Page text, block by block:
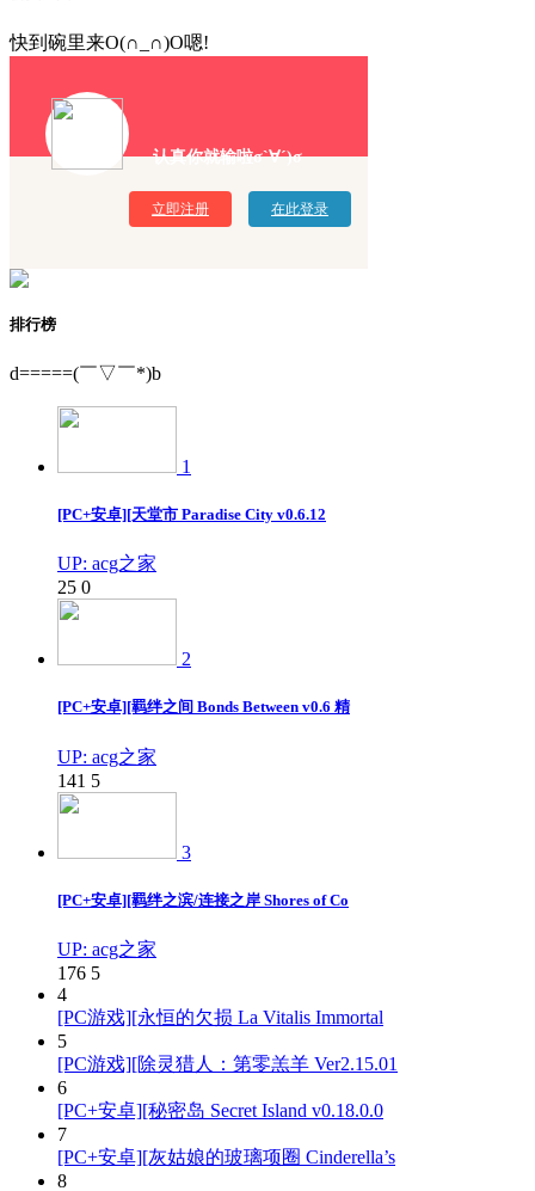
快到碗里来O(∩_∩)O嗯!
认真你就输啦σ`∀´)σ
立即注册 在此登录
排行榜
d=====(￣▽￣*)b
1
[PC+安卓][天堂市 Paradise City v0.6.12
UP: acg之家
25 0
2
[PC+安卓][羁绊之间 Bonds Between v0.6 精
UP: acg之家
141 5
3
[PC+安卓][羁绊之滨/连接之岸 Shores of Co
UP: acg之家
176 5
4
[PC游戏][永恒的欠损 La Vitalis Immortal
5
[PC游戏][除灵猎人：第零羔羊 Ver2.15.01
6
[PC+安卓][秘密岛 Secret Island v0.18.0.0
7
[PC+安卓][灰姑娘的玻璃项圈 Cinderella’s
8